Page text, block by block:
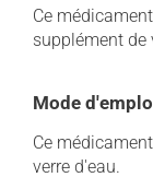
Ce
supplément de
Mode
Ce
verre d'eau.